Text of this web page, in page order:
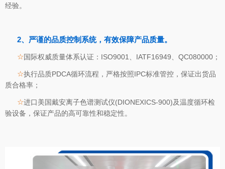
经验。
2、严谨的品质控制系统，有效保障产品质量。
☆国际权威质量体系认证：ISO9001、IATF16949、QC080000；
☆执行品质PDCA循环流程，严格按照IPC标准管控，保证出货品
质合格率；
☆进口美国戴安离子色谱测试仪(DIONEXICS-900)及温度循环检
验设备，保证产品的高可靠性和稳定性。